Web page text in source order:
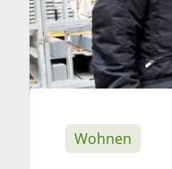
Wohnen